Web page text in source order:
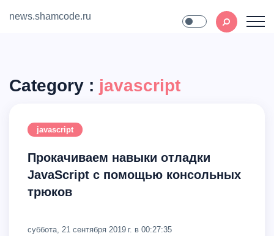
news.shamcode.ru
Category : javascript
javascript
Прокачиваем навыки отладки
JavaScript с помощью консольных
трюков
суббота, 21 сентября 2019 г. в 00:27:35